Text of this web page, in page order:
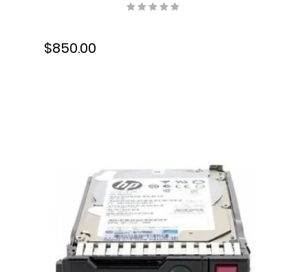
Ethernet, USB, Wifi, Tinta,
$850.00